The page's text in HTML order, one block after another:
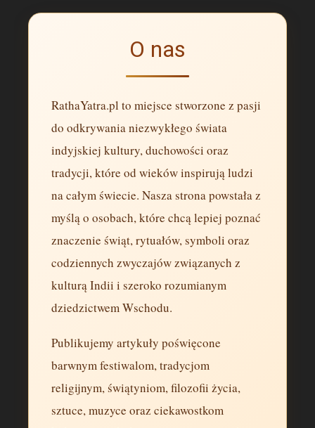
O nas
RathaYatra.pl to miejsce stworzone z pasji
do odkrywania niezwykłego świata
indyjskiej kultury, duchowości oraz
tradycji, które od wieków inspirują ludzi
na całym świecie. Nasza strona powstała z
myślą o osobach, które chcą lepiej poznać
znaczenie świąt, rytuałów, symboli oraz
codziennych zwyczajów związanych z
kulturą Indii i szeroko rozumianym
dziedzictwem Wschodu.
Publikujemy artykuły poświęcone
barwnym festiwalom, tradycjom
religijnym, świątyniom, filozofii życia,
sztuce, muzyce oraz ciekawostkom